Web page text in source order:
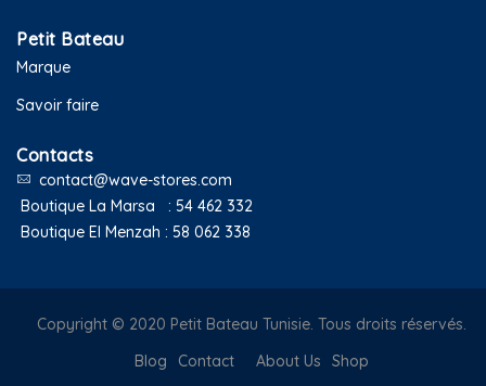
Petit Bateau
Marque
Savoir faire
Contacts
contact@wave-stores.com
Boutique La Marsa : 54 462 332
Boutique El Menzah : 58 062 338
Copyright © 2020 Petit Bateau Tunisie. Tous droits réservés.
Shop
About Us
Contact
Blog